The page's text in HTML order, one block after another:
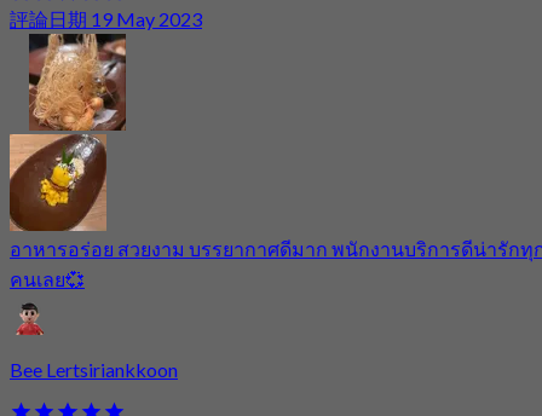
評論日期 19 May 2023
อาหารอร่อย สวยงาม บรรยากาศดีมาก พนักงานบริการดีน่ารักทุ
คนเลย💞
Bee Lertsiriankkoon